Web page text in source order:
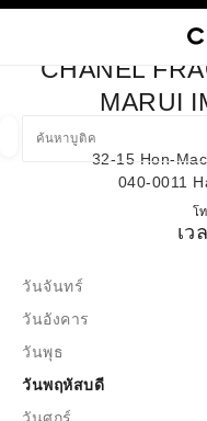
ข้อเสนอจะแสดงอยู่ใต้
0 ข้อเสนอที่มีอยู่
ปิดการ์ดบูติก CHANEL
CHANEL
MARUI
32-15 Hon-
040-0011
โ
เว
วันจันทร์
วันอังคาร
วันพุธ
วันพฤหัสบดี